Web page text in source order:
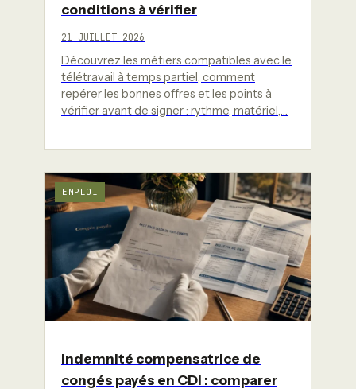
conditions à vérifier
21 JUILLET 2026
Découvrez les métiers compatibles avec le
télétravail à temps partiel, comment
repérer les bonnes offres et les points à
vérifier avant de signer : rythme, matériel,…
EMPLOI
Indemnité compensatrice de
congés payés en CDI : comparer